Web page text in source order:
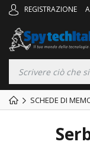
REGISTRAZIONE
SCHEDE DI